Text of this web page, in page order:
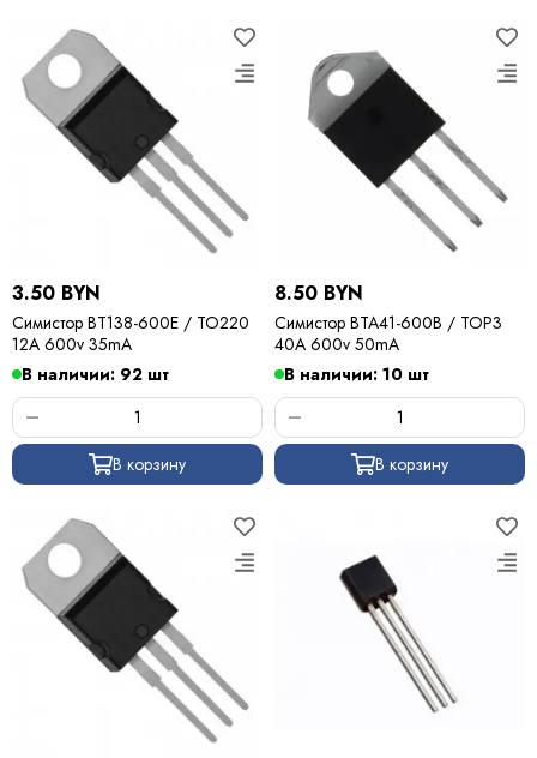
3.50 BYN
Симистор BT138-600E / TO220
12A 600v 35mA
В наличии: 92 шт
В корзину
8.50 BYN
Симистор BTA41-600B / TOP3
40A 600v 50mA
В наличии: 10 шт
В корзину